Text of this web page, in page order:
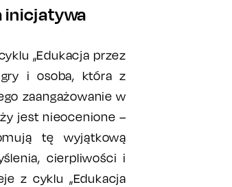
inicjatywa
„Edukacja przez
i osoba, która z
zaangażowanie w
jest nieocenione –
tę wyjątkową
cierpliwości i
z cyklu „Edukacja